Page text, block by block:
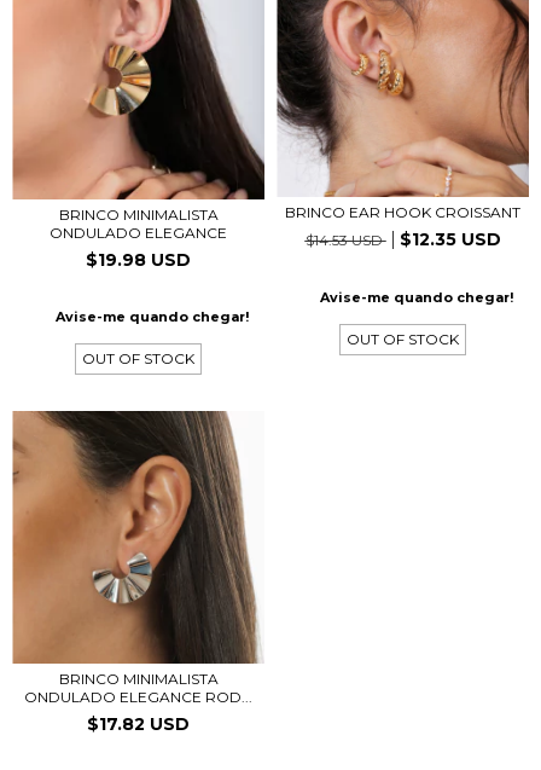
BRINCO MINIMALISTA
ONDULADO ELEGANCE
$19.98 USD
Avise-me quando chegar!
OUT OF STOCK
BRINCO EAR HOOK CROISSANT
$14.53 USD
$12.35 USD
Avise-me quando chegar!
OUT OF STOCK
BRINCO MINIMALISTA
ONDULADO ELEGANCE ROD...
$17.82 USD